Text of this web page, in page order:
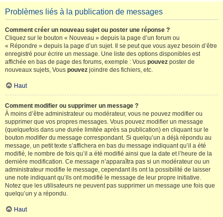
Problèmes liés à la publication de messages
Comment créer un nouveau sujet ou poster une réponse ?
Cliquez sur le bouton « Nouveau » depuis la page d’un forum ou
« Répondre » depuis la page d’un sujet. Il se peut que vous ayez besoin d’être
enregistré pour écrire un message. Une liste des options disponibles est
affichée en bas de page des forums, exemple : Vous pouvez poster de
nouveaux sujets, Vous pouvez joindre des fichiers, etc.
Haut
Comment modifier ou supprimer un message ?
À moins d’être administrateur ou modérateur, vous ne pouvez modifier ou
supprimer que vos propres messages. Vous pouvez modifier un message
(quelquefois dans une durée limitée après sa publication) en cliquant sur le
bouton modifierdu message correspondant. Si quelqu’un a déjà répondu au
message, un petit texte s’affichera en bas du message indiquant qu’il a été
modifié, le nombre de fois qu’il a été modifié ainsi que la date et l’heure de la
dernière modification. Ce message n’apparaîtra pas si un modérateur ou un
administrateur modifie le message, cependant ils ont la possibilité de laisser
une note indiquant qu’ils ont modifié le message de leur propre initiative.
Notez que les utilisateurs ne peuvent pas supprimer un message une fois que
quelqu’un y a répondu.
Haut